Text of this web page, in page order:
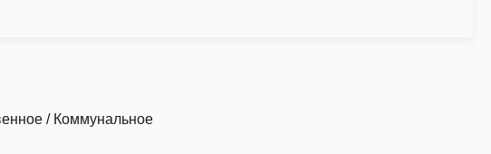
/ Коммунальное